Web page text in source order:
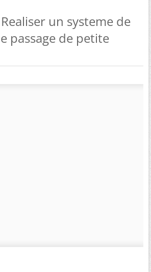
un systeme de
passage de petite